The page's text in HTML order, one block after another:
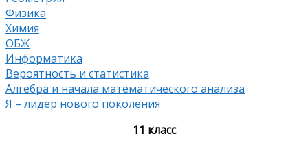
Физика
Химия
ОБЖ
Информатика
Вероятность и статистика
Алгебра и начала математического анализа
Я – лидер нового поколения
11 класс